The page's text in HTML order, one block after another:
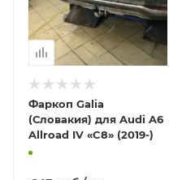
Фаркоп Galia
(Словакия) для Audi A6
Allroad IV «C8» (2019-)